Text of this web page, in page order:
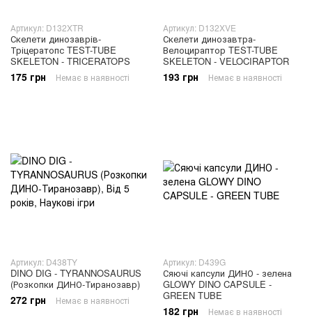
Артикул: D132XTR
Скелети динозаврів-
Тріцератопс TEST-TUBE
SKELETON - TRICERATOPS
175 грн Немає в наявності
Артикул: D132XVE
Скелети динозавтра-
Велоцираптор TEST-TUBE
SKELETON - VELOCIRAPTOR
193 грн Немає в наявності
Артикул: D438TY
DINO DIG - TYRANNOSAURUS
(Розкопки ДИНО-Тиранозавр)
272 грн Немає в наявності
Артикул: D439G
Сяючі капсули ДИНО - зелена
GLOWY DINO CAPSULE -
GREEN TUBE
182 грн Немає в наявності